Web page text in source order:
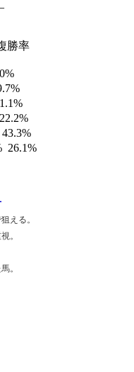
勝率
26.1%
える。
。
。